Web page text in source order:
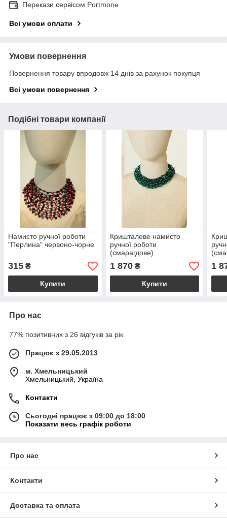
Перекази сервісом Portmone
Всі умови оплати
Умови повернення
Повернення товару впродовж 14 днів за рахунок покупця
Всі умови повернення
Подібні товари компанії
Намисто ручної роботи
"Перлина" червоно-чорне
315 ₴
Купити
Кришталеве намисто
ручної роботи
(смарагдове)
1 870₴
Купити
1
Про нас
77% позитивних з 26 відгуків за рік
Працює з 29.05.2013
м. Хмельницький
Хмельницький, Україна
Контакти
Сьогодні працює з 09:00 до 18:00
Показати весь графік роботи
Про нас
Контакти
Доставка та оплата